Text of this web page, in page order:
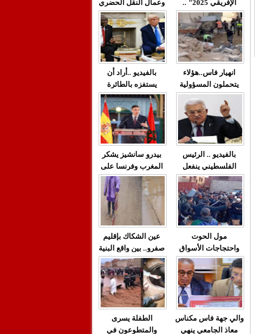
وعمال النقل الحضري
بفاس يعبرون عن
ارتياحهم بعد إنهاء عقد
شركة "سيتي باص"
الإفريقي 2025" ..
شاهد القاذفة النووية
في تدريب مع ثماني
مقاتلات من نوع F-16
تابعة للقوات الجوية
الملكية المغربية
بالفيديو ..أراد أن
يستفزه بالطائرة
القطرية لكن ترامب
فضحه أمام العالم
بالحجة والدليل
انهيار فاس..هؤلاء
يتحملون المسؤولية
ومآسي العمارات
العشوائية مفتوحة
بيدرو سانشيز يشكر
المغرب وفرنسا على
استعادة الكهرباء عقب
انقطاعه في شبه
الجزيرة الإيبيرية
بالفيديو .. الرئيس
الفلسطيني ينفعل
ويهاجم حماس بألفاظ
قاسية على الهواء
عين الشكاك بإقليم
صفرو.. بين واقع البنية
التحتية المهترئة
والحملات الانتخابية
المبكرة(فيديو)
مول الحوت
واحتجاجات الأسواق
الأسبوعية/الاحتقان
الصامت والتراشق
بـ"الصناديق"/أخنوش
يرد بالصمت المريب
الطفلة يسرى
والمتطوعون في
والي جهة فاس مكناس
معاذ الجامعي ينهي